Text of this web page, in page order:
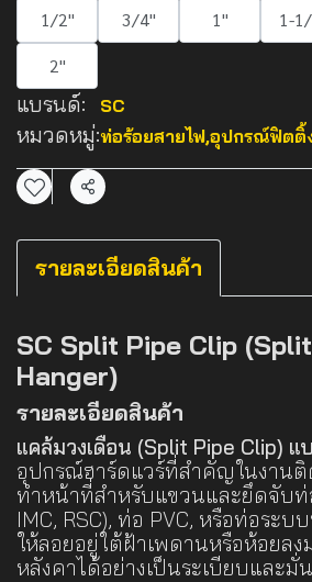
1/2" 3/4" 1" 1-
2"
แบรนด์: SC
หมวดหมู่:ท่อร้อยสายไฟ,อุปกรณ์ฟิตติ้
แชร์
รายละเอียดสินค้า
SC Split Pipe Clip
Hanger)
รายละเอียดสินค้า
แคล้มวงเดือน (Split Pipe Clip) แ
อุปกรณ์ฮาร์ดแวร์ที่สำคัญในงาน
ทำหน้าที่สำหรับแขวนและยึดจับท่
IMC, RSC), ท่อ PVC, หรือท่อระ
ให้ลอยอยู่ใต้ฝ้าเพดานหรือห้อยลง
หลังคาได้อย่างเป็นระเบียบและมั่